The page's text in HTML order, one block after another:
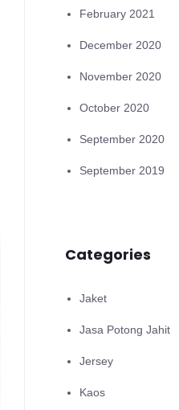
February 2021
December 2020
November 2020
October 2020
September 2020
September 2019
Categories
Jaket
Jasa Potong Jahit
Jersey
Kaos